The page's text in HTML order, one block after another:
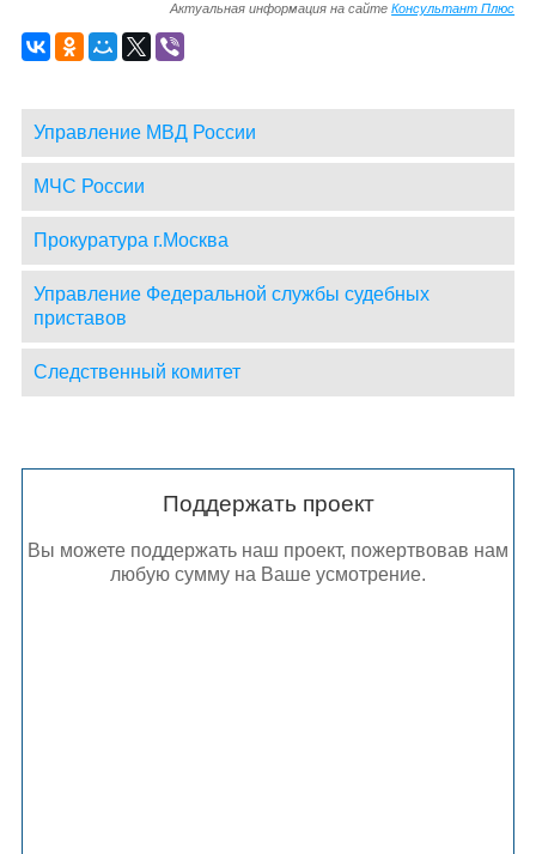
Актуальная информация на сайтеКонсультант Плюс
Управление МВД России
МЧС России
Прокуратура г.Москва
Управление Федеральной службы судебных
приставов
Следственный комитет
Поддержать проект
Вы можете поддержать наш проект, пожертвовав нам
любую сумму на Ваше усмотрение.